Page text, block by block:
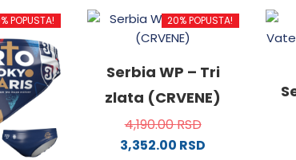
POPUSTA! 20% POPUSTA!
Serbia WP – Tri
zlata (CRVENE)
4,190.00RSD
3,352.00 RSD